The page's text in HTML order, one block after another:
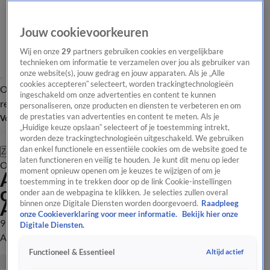
Overzicht Laatste nieuws Regionieuws Het beste van Hart
Tip de
redactie
Volg Hart van Nederland
Zoeken
OverzichtRegioUitzendingenWeerTip de redactiePanelVideo's
Automobilist overleden na
ongeluk met vrachtwagen op
A28
9 juli 2021, 10:13
Automobilist overleden na ongeluk met vrachtwagen op A28
Jouw cookievoorkeuren
Wij en onze29 partners gebruiken cookies en vergelijkbare
technieken om informatie te verzamelen over jou als gebruiker van
onze website(s), jouw gedrag en jouw apparaten. Als je „Alle
cookies accepteren” selecteert, worden trackingtechnologieën
ingeschakeld om onze advertenties en content te kunnen
personaliseren, onze producten en diensten te verbeteren en om
de prestaties van advertenties en content te meten. Als je
„Huidige keuze opslaan” selecteert of je toestemming intrekt,
worden deze trackingtechnologieën uitgeschakeld. We gebruiken
dan enkel functionele en essentiële cookies om de website goed te
laten functioneren en veilig te houden. Je kunt dit menu op ieder
moment opnieuw openen om je keuzes te wijzigen of om je
toestemming in te trekken door op de link Cookie-instellingen
onder aan de webpagina te klikken. Je selecties zullen overal
binnen onze Digitale Diensten worden doorgevoerd. Raadpleeg
onze Cookieverklaring voor meer informatie.
Bekijk hier onze
Digitale Diensten.
Functioneel & Essentieel Altijd actief